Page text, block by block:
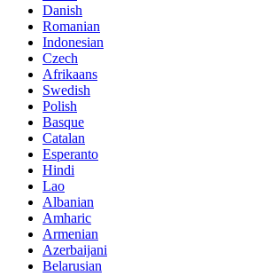
Danish
Romanian
Indonesian
Czech
Afrikaans
Swedish
Polish
Basque
Catalan
Esperanto
Hindi
Lao
Albanian
Amharic
Armenian
Azerbaijani
Belarusian